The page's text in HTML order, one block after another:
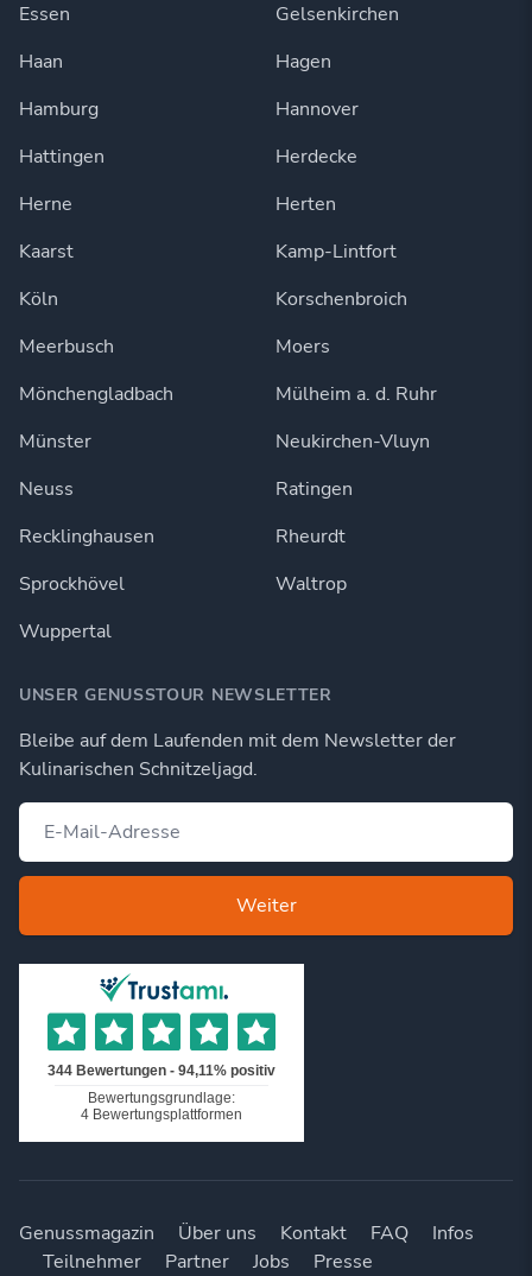
Essen
Gelsenkirchen
Haan
Hagen
Hamburg
Hannover
Hattingen
Herdecke
Herne
Herten
Kaarst
Kamp-Lintfort
Köln
Korschenbroich
Meerbusch
Moers
Mönchengladbach
Mülheim a. d. Ruhr
Münster
Neukirchen-Vluyn
Neuss
Ratingen
Recklinghausen
Rheurdt
Sprockhövel
Waltrop
Wuppertal
UNSER GENUSSTOUR NEWSLETTER
Bleibe auf dem Laufenden mit dem Newsletter der
Kulinarischen Schnitzeljagd.
Weiter
Genussmagazin Über uns Kontakt FAQ
Infos
Teilnehmer
Partner Jobs Presse